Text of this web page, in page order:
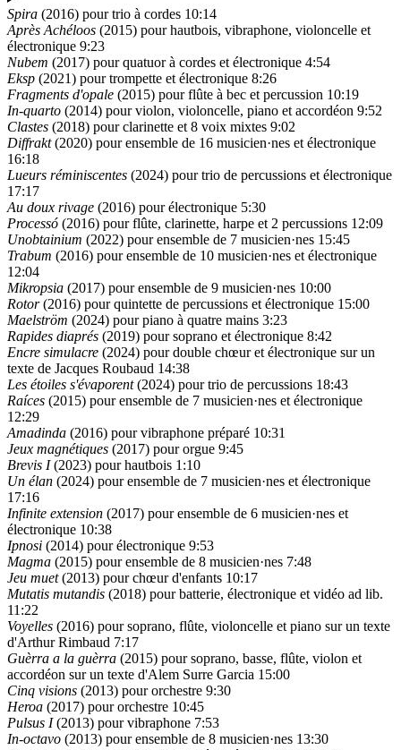
Spira (2016) pour trio à cordes 10:14
Après Achéloos (2015) pour hautbois, vibraphone, violoncelle et
électronique 9:23
Nubem (2017) pour quatuor à cordes et électronique 4:54
Eksp (2021) pour trompette et électronique 8:26
Fragments d'opale (2015) pour flûte à bec et percussion 10:19
In-quarto (2014) pour violon, violoncelle, piano et accordéon 9:52
Clastes (2018) pour clarinette et 8 voix mixtes 9:02
Diffrakt(2020) pour ensemble de 16 musicien·nes et électronique
16:18
Lueurs réminiscentes (2024) pour trio de percussions et électronique
17:17
Au doux rivage (2016) pour électronique 5:30
Processó (2016) pour flûte, clarinette, harpe et 2 percussions 12:09
Unobtainium (2022) pour ensemble de 7 musicien·nes 15:45
Trabum (2016) pour ensemble de 10 musicien·nes et électronique
12:04
Mikropsia (2017) pour ensemble de 9 musicien·nes 10:00
Rotor(2016) pour quintette de percussions et électronique 15:00
Maelström (2024) pour piano à quatre mains 3:23
Rapides diaprés (2019) pour soprano et électronique 8:42
Encre simulacre (2024) pour double chœur et électronique sur un
texte de Jacques Roubaud 14:38
Les étoiles s'évaporent(2024) pour trio de percussions 18:43
Raíces (2015) pour ensemble de 7 musicien·nes et électronique
12:29
Amadinda (2016) pour vibraphone préparé 10:31
Jeux magnétiques (2017) pour orgue 9:45
Brevis I(2023) pour hautbois 1:10
Un élan (2024) pour ensemble de 7 musicien·nes et électronique
17:16
Infinite extension (2017) pour ensemble de 6 musicien·nes et
électronique 10:38
Ipnosi (2014) pour électronique 9:53
Magma (2015) pour ensemble de 8 musicien·nes 7:48
Jeu muet(2013) pour chœur d'enfants 10:17
Mutatis mutandis (2018) pour batterie, électronique et vidéo ad lib.
11:22
Voyelles (2016) pour soprano, flûte, violoncelle et piano sur un texte
d'Arthur Rimbaud 7:17
Guèrra a la guèrra (2015) pour soprano, basse, flûte, violon et
accordéon sur un texte d'Alem Surre Garcia 15:00
Cinq visions (2013) pour orchestre 9:30
Heroa (2017) pour orchestre 10:45
Pulsus I(2013) pour vibraphone 7:53
In-octavo (2013) pour ensemble de 8 musicien·nes 13:30